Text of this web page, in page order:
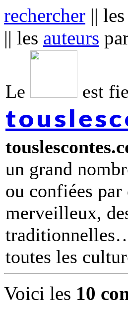
rechercher || les
|| les auteurs
Le est
un grand
ou confiées par
merveilleux,
toutes les
Voici les 10